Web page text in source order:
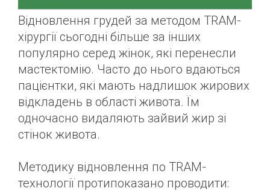
Відновлення грудей за методом TRAM-
хірургії сьогодні більше за інших
популярно серед жінок, які перенесли
мастектомію. Часто до нього вдаються
пацієнтки, які мають надлишок жирових
відкладень в області живота. Їм
одночасно видаляють зайвий жир зі
стінок живота.
Методику відновлення по TRAM-
технології протипоказано проводити: